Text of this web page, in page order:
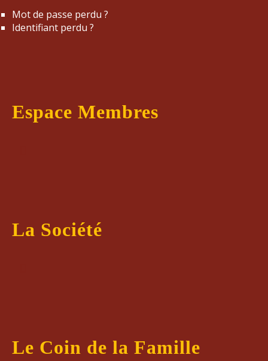
Mot de passe perdu ?
Identifiant perdu ?
Espace Membres
La Société
Le Coin de la Famille